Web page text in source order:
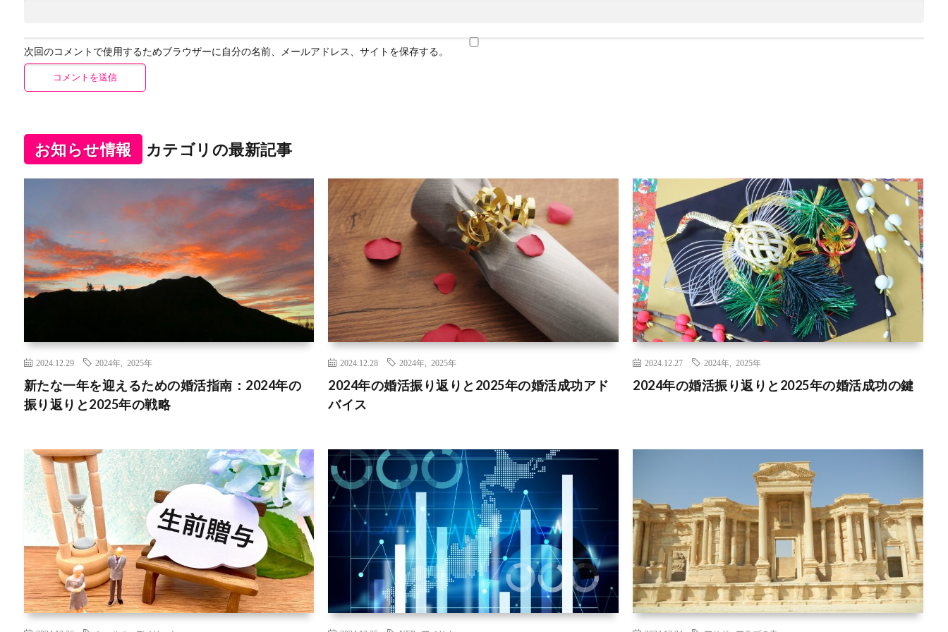
次回のコメントで使用するためブラウザーに自分の名前、メールアドレス、サイトを保存する。
お知らせ情報 カテゴリの最新記事
2024.12.29 2024年, 2025年
新たな一年を迎えるための婚活指南：2024年の
振り返りと2025年の戦略
2024.12.28 2024年 ,2025年
2024年の婚活振り返りと2025年の婚活成功アド
バイス
2024.12.27 2024年 ,2025年
2024年の婚活振り返りと2025年の婚活成功の鍵